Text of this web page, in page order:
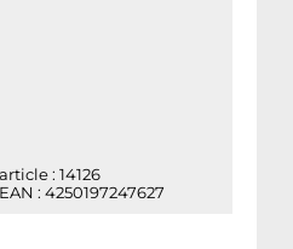
: 14126
: 4250197247627